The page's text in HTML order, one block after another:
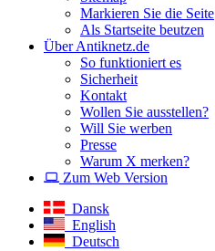
Markieren Sie die Seite
Als Startseite beutzen
Über Antiknetz.de
So funktioniert es
Sicherheit
Kontakt
Wollen Sie ausstellen?
Will Sie werben
Presse
Warum X merken?
Zum Web Version
Dansk
English
Deutsch